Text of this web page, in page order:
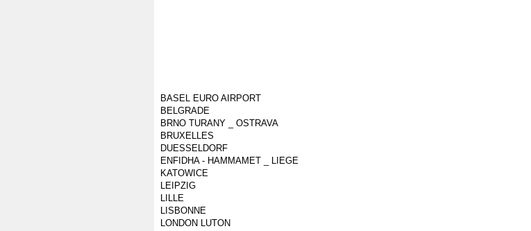
BASEL EURO AIRPORT
BELGRADE
BRNO TURANY _ OSTRAVA
BRUXELLES
DUESSELDORF
ENFIDHA - HAMMAMET _ LIEGE
KATOWICE
LEIPZIG
LILLE
LISBONNE
LONDON LUTON